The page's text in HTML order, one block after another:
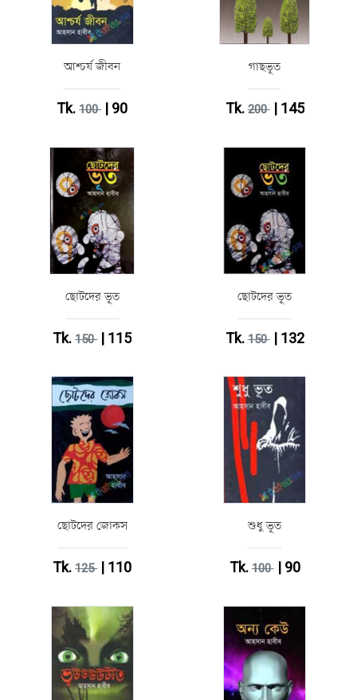
আশ্চর্য জীবন
Tk.100| 90
গাছভূত
Tk.200| 145
ছোটদের ভূত
Tk.150| 115
ছোটদের ভূত
Tk.150| 132
ছোটদের জোকস
Tk.125| 110
শুধু ভূত
Tk.100| 90